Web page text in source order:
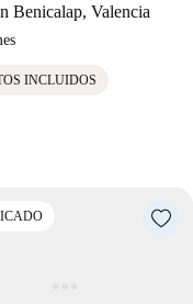
Benicalap, Valencia
INCLUIDOS